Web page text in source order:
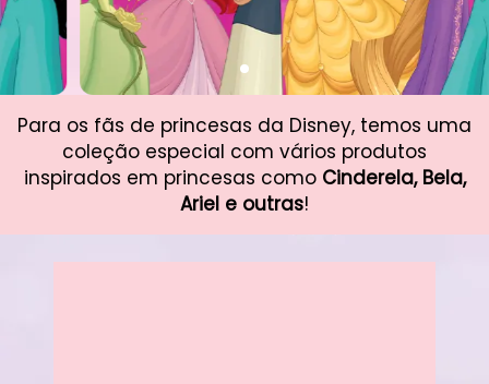
Para os fãs de princesas da Disney, temos uma
coleção especial com vários produtos
inspirados em princesas como Cinderela, Bela,
Ariel e outras!